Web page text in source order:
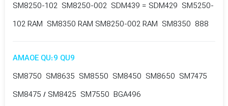
SM8250-102 SM8250-002 SDM439 = SDM429 SM5250-
102 RAM SM8350 RAM SM8250-002 RAM SM8350 888
AMAOE QU:9 QU9
SM8750 SM8635 SM8550 SM8450 SM8650 SM7475
SM8475 / SM8425 SM7550 BGA496